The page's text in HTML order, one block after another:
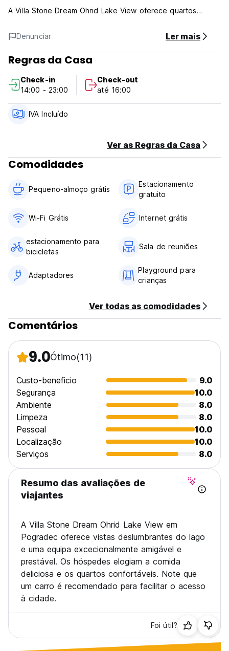
A Villa Stone Dream Ohrid Lake View oferece quartos
Villa Stone Dream Ohrid Lake View - Termos e Condições:
Política de cancelamento: 1 dia antes da chegada. Em caso
primeira noite da sua estadia.
Check-in das 14h00 às 23h00 .
Check-out antes das 11:00 .
Café da manhã incluso.
Em geral:
Recepção 24 horas.
language)
Denunciar Ler mais
Regras da Casa
Check-in
14:00 - 23:00
Check-out
até 16:00
IVA Incluído
Ver as Regras da Casa
Comodidades
Pequeno-almoço grátis
Estacionamento
gratuito
Wi-Fi Grátis Internet grátis
estacionamento para
bicicletas
Sala de reuniões
Adaptadores
Playground para
crianças
Ver todas as comodidades
Comentários
9.0Ótimo(11)
Custo-beneficio
9.0
Segurança
10.0
Ambiente
8.0
Limpeza
8.0
Pessoal
10.0
Localização
10.0
Serviços
8.0
Resumo das avaliações de
viajantes
A Villa Stone Dream Ohrid Lake View em
Pogradec oferece vistas deslumbrantes do lago
e uma equipa excecionalmente amigável e
prestável. Os hóspedes elogiam a comida
deliciosa e os quartos confortáveis. Note que
um carro é recomendado para facilitar o acesso
à cidade.
Foi útil?